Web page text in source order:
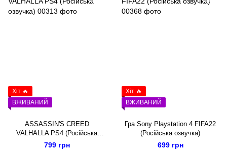
Хіт 🔥
ВЖИВАНИЙ
ASSASSIN'S CREED
VALHALLA PS4 (Російська
озвучка)
799 грн
Хіт 🔥
ВЖИВАНИЙ
Гра Sony Playstation 4 FIFA22
(Російська озвучка)
699 грн